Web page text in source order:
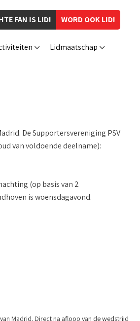
WORD OOK LID!
FAN IS LID!
Lidmaatschap
De Supportersvereniging PSV
van voldoende deelname):
(op basis van 2
is woensdagavond.
Madrid. Direct na afloop van de wedstrijd